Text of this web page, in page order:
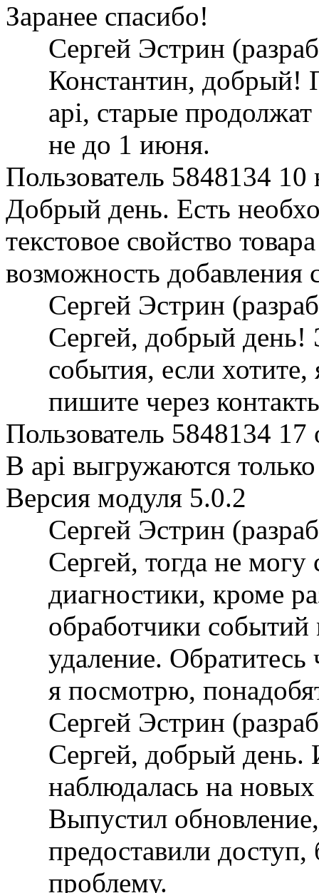
Заранее спасибо!
Сергей Эстрин
Константин, добрый!
api, старые
не до 1 июня.
Пользователь 5848134 10
Добрый день. Есть
текстовое свойство
возможность добавления
Сергей Эстрин
Сергей, добрый день!
события, если хотите,
пишите через
Пользователь 5848134 17
В api выгружаются
Версия модуля 5.0.2
Сергей Эстрин
Сергей, тогда не могу
диагностики, кроме
обработчики событий
удаление. Обратитесь
я посмотрю,
Сергей Эстрин
Сергей, добрый день.
наблюдалась на
Выпустил
предоставили доступ,
проблему.